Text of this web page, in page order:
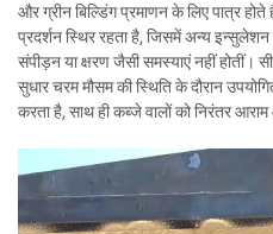
और ग्रीन बिल्डिंग प्रमाणन के लिए पात्र
प्रदर्शन स्थिर रहता है, जिसमें अन्य इन्सुलेशन
संपीड़न या क्षरण जैसी समस्याएं नहीं
सुधार चरम मौसम की स्थिति के दौरान
करता है, साथ ही कब्जे वालों को निरंतर